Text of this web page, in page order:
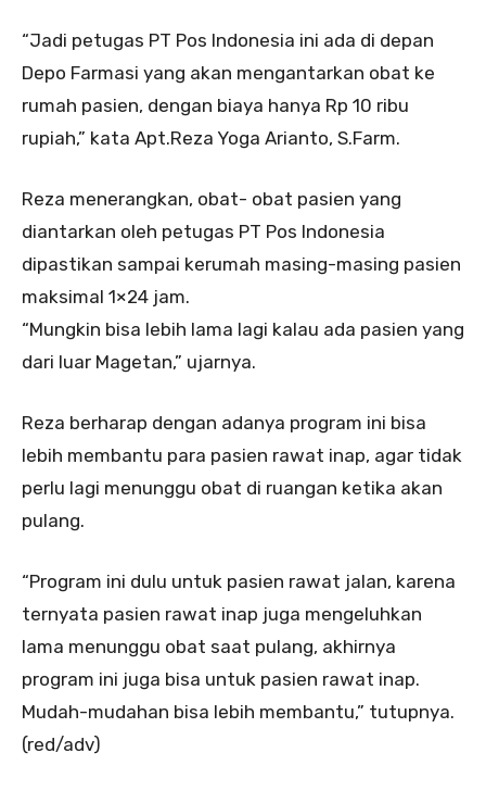
“Jadi petugas PT Pos Indonesia ini ada di depan
Depo Farmasi yang akan mengantarkan obat ke
rumah pasien, dengan biaya hanya Rp 10 ribu
rupiah,” kata Apt.Reza Yoga Arianto, S.Farm.
Reza menerangkan, obat- obat pasien yang
diantarkan oleh petugas PT Pos Indonesia
dipastikan sampai kerumah masing-masing pasien
maksimal 1×24 jam.
“Mungkin bisa lebih lama lagi kalau ada pasien yang
dari luar Magetan,” ujarnya.
Reza berharap dengan adanya program ini bisa
lebih membantu para pasien rawat inap, agar tidak
perlu lagi menunggu obat di ruangan ketika akan
pulang.
“Program ini dulu untuk pasien rawat jalan, karena
ternyata pasien rawat inap juga mengeluhkan
lama menunggu obat saat pulang, akhirnya
program ini juga bisa untuk pasien rawat inap.
Mudah-mudahan bisa lebih membantu,” tutupnya.
(red/adv)